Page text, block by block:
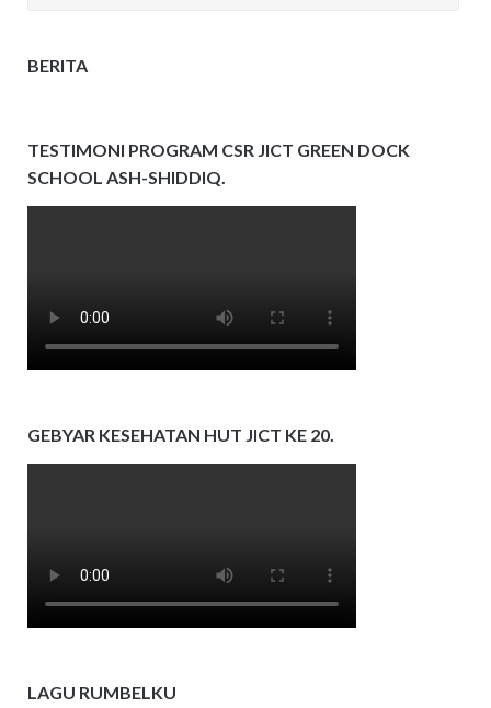
BERITA
TESTIMONI PROGRAM CSR JICT GREEN DOCK
SCHOOL ASH-SHIDDIQ.
GEBYAR KESEHATAN HUT JICT KE 20.
LAGU RUMBELKU